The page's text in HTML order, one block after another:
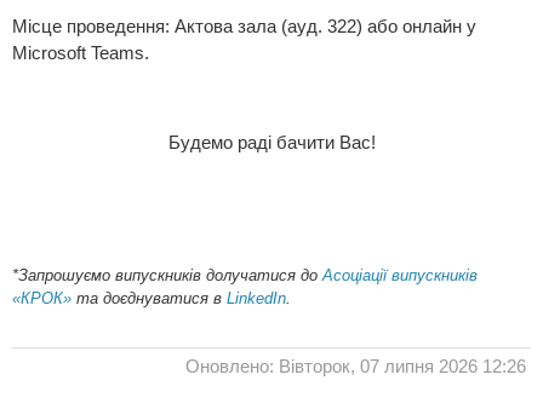
Місце проведення: Актова зала (ауд. 322) або онлайн у
Microsoft Teams.
Будемо раді бачити Вас!
*Запрошуємо випускників долучатися до Асоціації випускників
«КРОК» та доєднуватися в LinkedIn
Оновлено: Вівторок, 07 липня 2026 12:26